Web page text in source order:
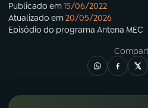
Publicado em15/06/2022
Atualizado em20/05/2026
Episódio do programa Antena MEC